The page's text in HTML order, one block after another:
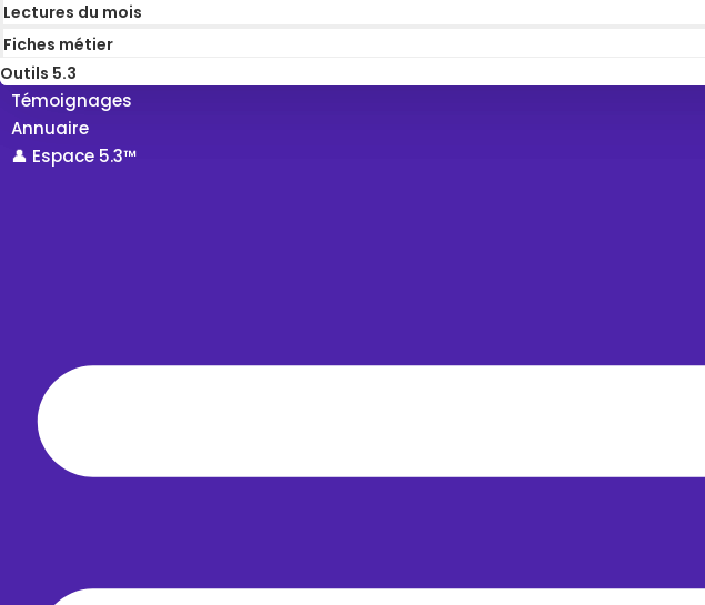
Lectures du mois
Fiches métier
Outils 5.3
Témoignages
Annuaire
👤 Espace 5.3™